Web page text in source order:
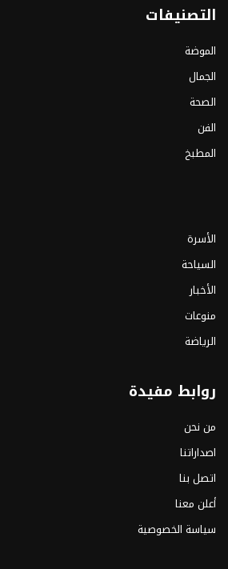
التصنيفات
الموضة
الجمال
الصحة
الفن
المطبخ
الأسرة
السياحة
الأخبار
منوعات
الرياضة
روابط مفيدة
من نحن
اصداراتنا
اتصل بنا
أعلن معنا
سياسة الخصوصية